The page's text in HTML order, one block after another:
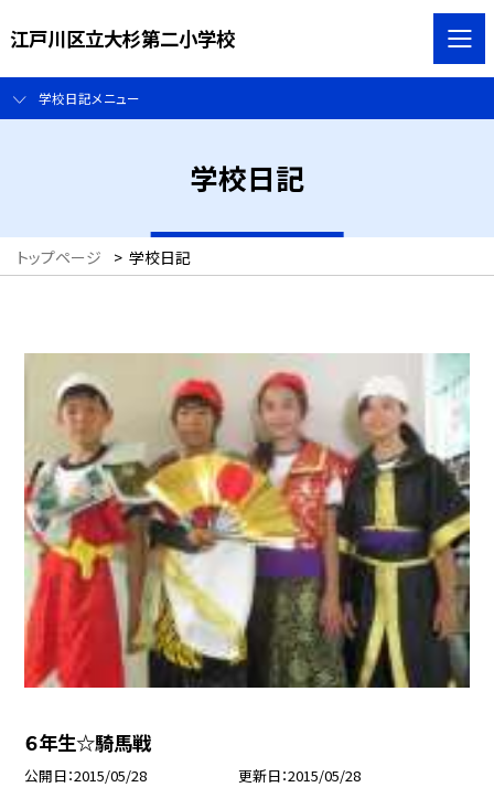
江戸川区立大杉第二小学校
学校日記メニュー
学校日記
トップページ > 学校日記
６年生☆騎馬戦
公開日 2015/05/28 更新日 2015/05/28